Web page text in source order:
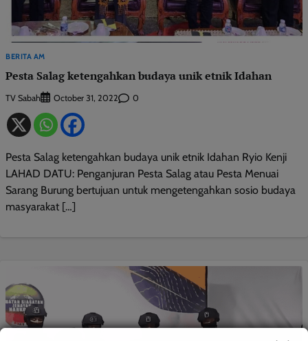
BERITA AM
Pesta Salag ketengahkan budaya unik etnik Idahan
TV Sabah October 31, 2022 0
Pesta Salag ketengahkan budaya unik etnik Idahan Ryio Kenji
LAHAD DATU: Penganjuran Pesta Salag atau Pesta Menuai
Sarang Burung bertujuan untuk mengetengahkan sosio budaya
masyarakat […]